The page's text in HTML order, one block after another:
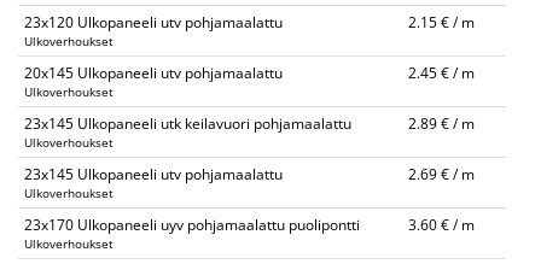
23x120 Ulkopaneeli utv pohjamaalattu
Ulkoverhoukset
2.15 € / m
20x145 Ulkopaneeli utv pohjamaalattu
Ulkoverhoukset
2.45 € / m
23x145 Ulkopaneeli utk keilavuori pohjamaalattu
Ulkoverhoukset
2.89 € / m
23x145 Ulkopaneeli utv pohjamaalattu
Ulkoverhoukset
2.69 € / m
23x170 Ulkopaneeli uyv pohjamaalattu puolipontti
Ulkoverhoukset
3.60 € / m